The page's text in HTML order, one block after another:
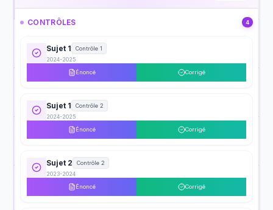
CONTRÔLES 4
Sujet 1
Contrôle 1
2024-2025
Énoncé
Corrigé
Sujet 1
Contrôle 2
2024-2025
Énoncé
Corrigé
Sujet 2
Contrôle 2
2023-2024
Énoncé
Corrigé